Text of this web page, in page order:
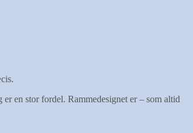
en stor fordel. Rammedesignet er – som altid